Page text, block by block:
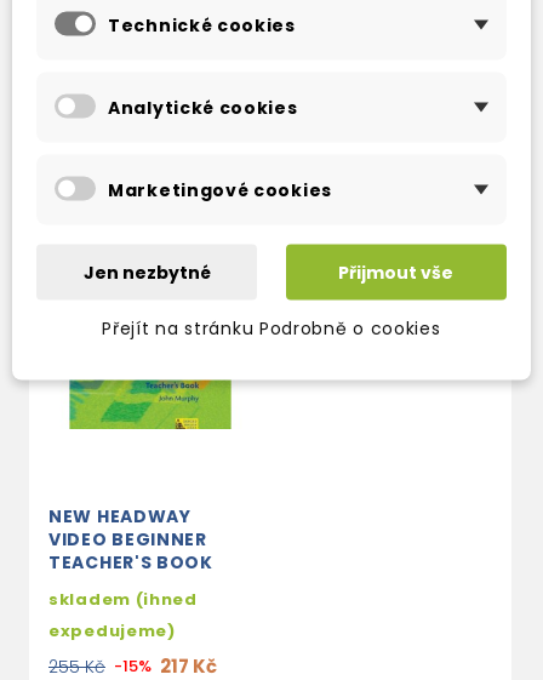
skladem (ihned
621 Kč 528 Kč
skladem (ihned
NEW HEADWAY
VIDEO BEGINNER
TEACHER'S BOOK
skladem (ihned
expedujeme)
255 Kč -15% 217 Kč
Technické cookies
Analytické cookies
Marketingové cookies
Jen nezbytné Přijmout vše
Přejít na stránku Podrobně o cookies